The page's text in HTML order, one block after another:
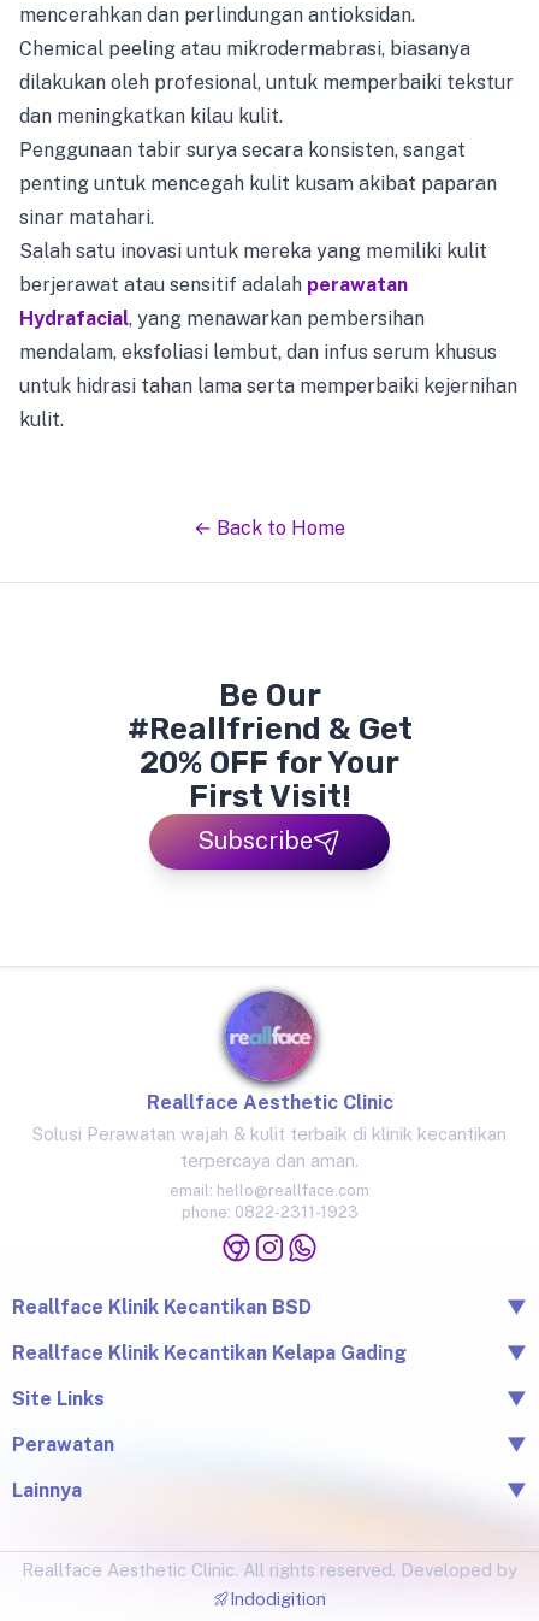
mencerahkan dan perlindungan antioksidan.
Chemical peeling atau mikrodermabrasi, biasanya
dilakukan oleh profesional, untuk memperbaiki tekstur
dan meningkatkan kilau kulit.
Penggunaan tabir surya secara konsisten, sangat
penting untuk mencegah kulit kusam akibat paparan
sinar matahari.
Salah satu inovasi untuk mereka yang memiliki kulit
berjerawat atau sensitif adalah perawatan
Hydrafacial, yang menawarkan pembersihan
mendalam, eksfoliasi lembut, dan infus serum khusus
untuk hidrasi tahan lama serta memperbaiki kejernihan
kulit.
← Back to Home
Be Our
#Reallfriend & Get
20% OFF for Your
First Visit!
Subscribe
Reallface Aesthetic Clinic
Solusi Perawatan wajah & kulit terbaik di klinik kecantikan
terpercaya dan aman.
email: hello@reallface.com
phone: 0822-2311-1923
Reallface Klinik Kecantikan BSD
▼
Banten 15345
0822-2311-1923
Reallface Klinik Kecantikan Kelapa Gading
▼
Gading, Jkt Utara, Daerah Khusus Ibukota Jakarta 14240
0813-1581-1448
Site Links
▼
Beranda
Perawatan
Price List
Perawatan
▼
Juvelook
Facial & LHALA Peel
Ultraformer III
Botox, Filler, Thread Lift
Lainnya
▼
Lokasi
Testimonial
Reallface Aesthetic Clinic. All rights reserved. Developed by
Indodigition